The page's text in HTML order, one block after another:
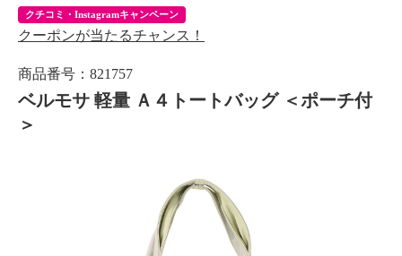
クチコミ・Instagramキャンペーン
クーポンが当たるチャンス！
商品番号：821757
ベルモサ 軽量 Ａ４トートバッグ ＜ポーチ付
＞